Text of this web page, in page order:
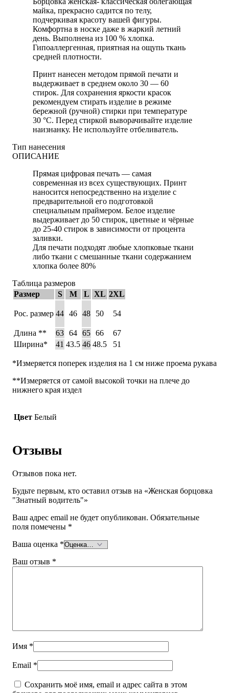
майка, прекрасно садится по телу,
подчеркивая красоту вашей фигуры.
Комфортна в носке даже в жаркий летний
день. Выполнена из 100 % хлопка.
Гипоаллергенная, приятная на ощупь ткань
средней плотности.
Принт нанесен методом прямой печати и
выдерживает в среднем около 30 — 60
стирок. Для сохранения яркости красок
рекомендуем стирать изделие в режиме
бережной (ручной) стирки при температуре
30 °C. Перед стиркой выворачивайте изделие
наизнанку. Не используйте отбеливатель.
Тип нанесения
ОПИСАНИЕ
Прямая цифровая печать — самая
современная из всех существующих. Принт
наносится непосредственно на изделие с
предварительной его подготовкой
специальным праймером. Белое изделие
выдерживает до 50 стирок, цветные и чёрные
до 25-40 стирок в зависимости от процента
заливки.
Для печати подходят любые хлопковые ткани
либо ткани с смешанные ткани содержанием
хлопка более 80%
Таблица размеров
Размер
S M L XL 2XL
Рос. размер 44 46 48 50 54
Длина ** 63 64 65 66
67
Ширина*
41 43.5 46 48.5 51
*Измеряется поперек изделия на 1 см ниже проема рукава
**Измеряется от самой высокой точки на плече до
нижнего края издел
Цвет Белый
Отзывы
Отзывов пока нет.
Будьте первым, кто оставил отзыв на «Женская борцовка
"Знатный водитель"»
Ваш адрес email не будет опубликован. Обязательные
поля помечены *
Ваша оценка *
Ваш отзыв *
Имя *
Email *
Сохранить моё имя, email и адрес сайта в этом